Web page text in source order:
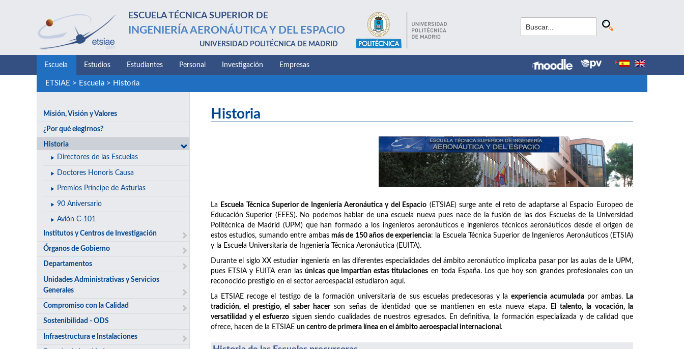
ESCUELA TÉCNICA SUPERIOR DE
INGENIERÍA AERONÁUTICA Y DEL ESPACIO
UNIVERSIDAD POLITÉCNICA DE MADRID
Escuela Estudios Estudiantes Personal Investigación Empresas
ETSIAE > Escuela> Historia
Misión, Visión y Valores
¿Por qué elegirnos?
Historia
Directores de las Escuelas
Doctores Honoris Causa
Premios Príncipe de Asturias
90 Aniversario
Avión C-101
Institutos y Centros de Investigación
Órganos de Gobierno
Departamentos
Unidades Administrativas y Servicios
Generales
Compromiso con la Calidad
Sostenibilidad - ODS
Infraestructura e Instalaciones
Historia
La Escuela Técnica Superior de Ingeniería Aeronáutica y del Espacio (ETSIAE) surge ante el reto de adaptarse al Espacio Europeo de
Educación Superior (EEES). No podemos hablar de una escuela nueva pues nace de la fusión de las dos Escuelas de la Universidad
Politécnica de Madrid (UPM) que han formado a los ingenieros aeronáuticos e ingenieros técnicos aeronáuticos desde el origen de
estos estudios, sumando entre ambas más de 150 años de experiencia: la Escuela Técnica Superior de Ingenieros Aeronáuticos (ETSIA)
y la Escuela Universitaria de Ingeniería Técnica Aeronáutica (EUITA).
Durante el siglo XX estudiar ingeniería en las diferentes especialidades del ámbito aeronáutico implicaba pasar por las aulas de la UPM,
pues ETSIA y EUITA eran las únicas que impartían estas titulaciones en toda España. Los que hoy son grandes profesionales con un
reconocido prestigio en el sector aeroespacial estudiaron aquí.
La ETSIAE recoge el testigo de la formación universitaria de sus escuelas predecesoras y laexperiencia acumuladapor ambas.
La
tradición, el prestigio, el saber hacerson señas de identidad que se mantienen en esta nueva etapa.
El talento, la vocación, la
versatilidad y el esfuerzo siguen siendo cualidades de nuestros egresados. En definitiva, la formación especializada y de calidad que
ofrece, hacen de la ETSIAE un centro de primera línea en el ámbito aeroespacial internacional .